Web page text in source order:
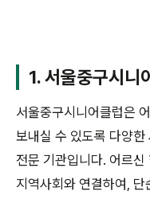
1. 서울중구시니
서울중구시니어클럽은
보내실 수 있도록 다양
전문 기관입니다. 어르
지역사회와 연결하여,